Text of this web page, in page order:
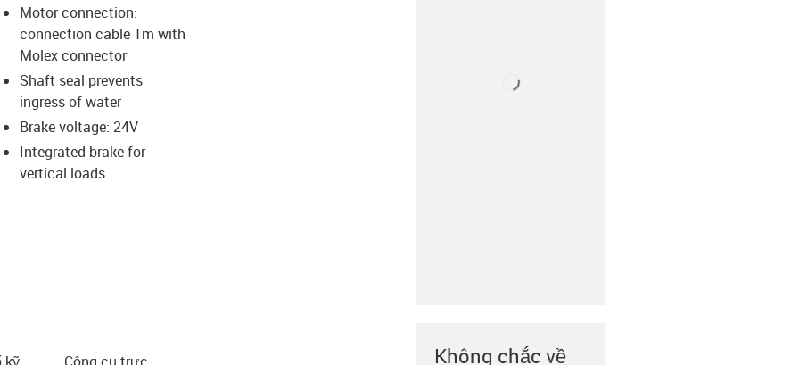
icon-arrow-right
Motor connection:
connection cable 1m with
Molex connector
Shaft seal prevents
ingress of water
Brake voltage: 24V
Integrated brake for
vertical loads
kỹ
Công cụ trực
Không chắc về